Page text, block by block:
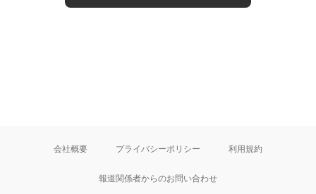
会社概要 プライバシーポリシー 利用規約
報道関係者からのお問い合わせ